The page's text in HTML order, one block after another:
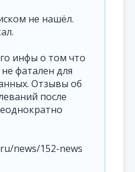
не нашёл.
инфы о том что
фатален для
Отзывы об
после
news/152-news